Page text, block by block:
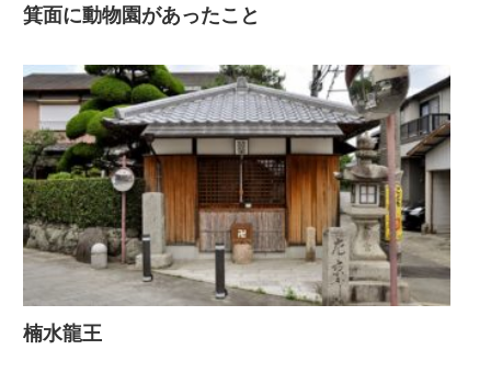
箕面に動物園があったこと
楠水龍王